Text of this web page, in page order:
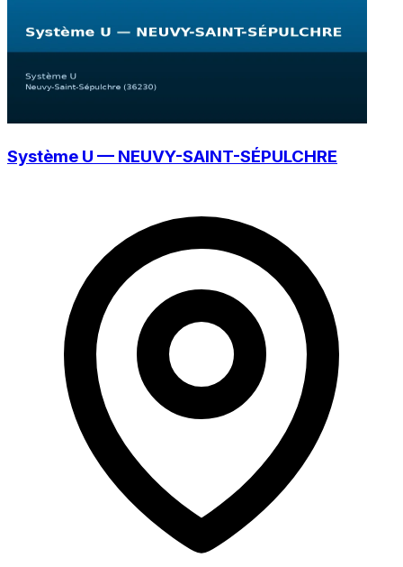
Système U — NEUVY-SAINT-SÉPULCHRE